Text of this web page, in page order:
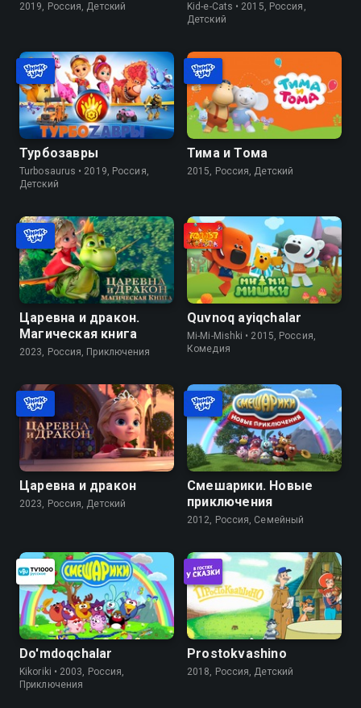
2019, Россия, Детский
Kid-e-Cats • 2015, Россия,
Детский
Турбозавры
Turbosaurus • 2019, Россия,
Детский
Тима и Тома
2015, Россия, Детский
Царевна и дракон.
Магическая книга
2023, Россия, Приключения
Quvnoq ayiqchalar
Mi-Mi-Mishki • 2015, Россия,
Комедия
Царевна и дракон
2023, Россия, Детский
Смешарики. Новые
приключения
2012, Россия, Семейный
Do'mdoqchalar
Kikoriki • 2003, Россия,
Приключения
Prostokvashino
2018, Россия, Детский